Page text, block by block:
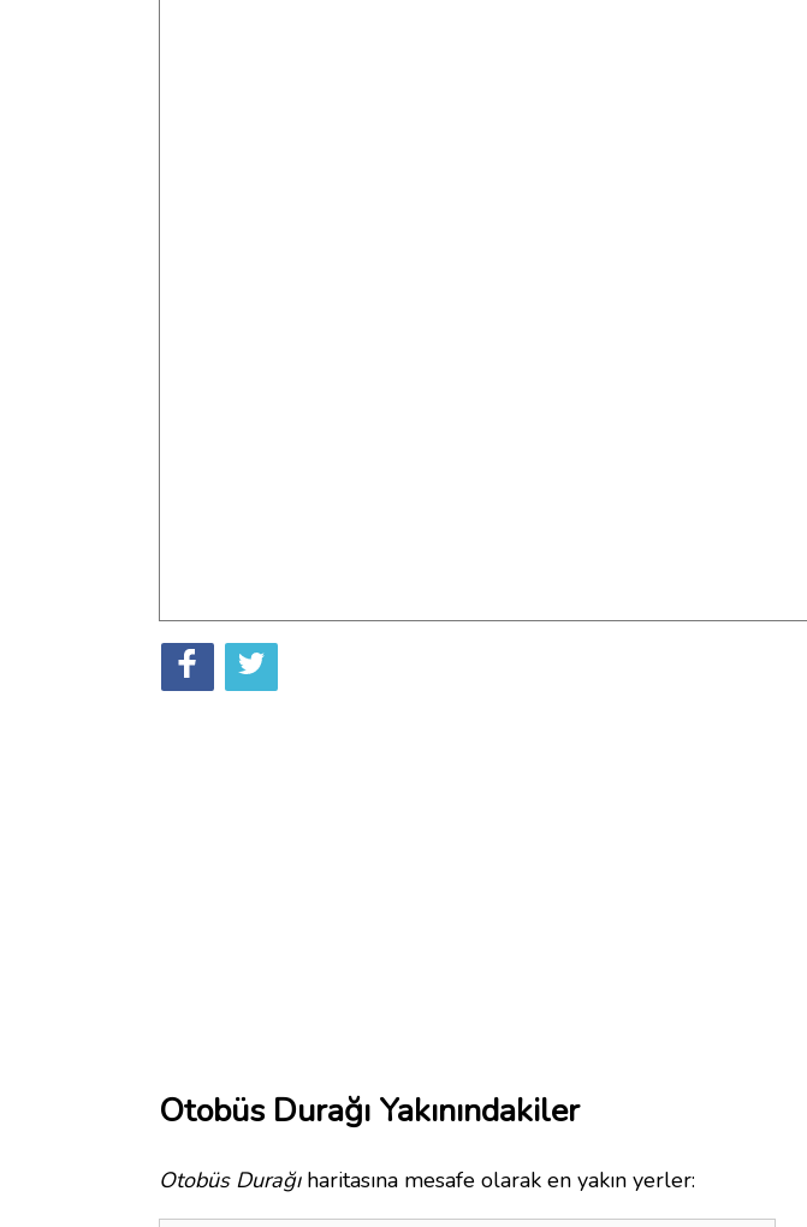
Otobüs Durağı Yakınındakiler
Otobüs Durağıharitasına mesafe olarak en yakın yerler: